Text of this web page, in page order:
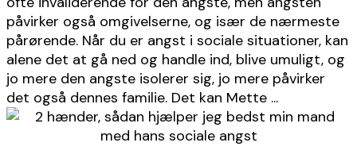
påvirker også omgivelserne, og især de nærmeste
pårørende. Når du er angst i sociale situationer, kan
alene det at gå ned og handle ind, blive umuligt, og
jo mere den angste isolerer sig, jo mere påvirker
det også dennes familie. Det kan Mette ...